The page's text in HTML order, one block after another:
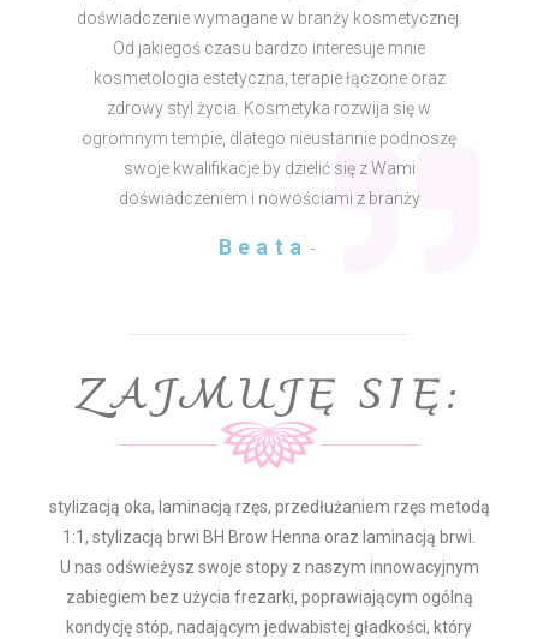
doświadczenie wymagane w branży kosmetycznej.
Od jakiegoś czasu bardzo interesuje mnie
kosmetologia estetyczna, terapie łączone oraz
zdrowy styl życia. Kosmetyka rozwija się w
ogromnym tempie, dlatego nieustannie podnoszę
swoje kwalifikacje by dzielić się z Wami
doświadczeniem i nowościami z branży
Beata -
ZAJMUJĘ SIĘ:
stylizacją oka, laminacją rzęs, przedłużaniem rzęs metodą
1:1, stylizacją brwi BH Brow Henna oraz laminacją brwi.
U nas odświeżysz swoje stopy z naszym innowacyjnym
zabiegiem bez użycia frezarki, poprawiającym ogólną
kondycję stóp, nadającym jedwabistej gładkości, który